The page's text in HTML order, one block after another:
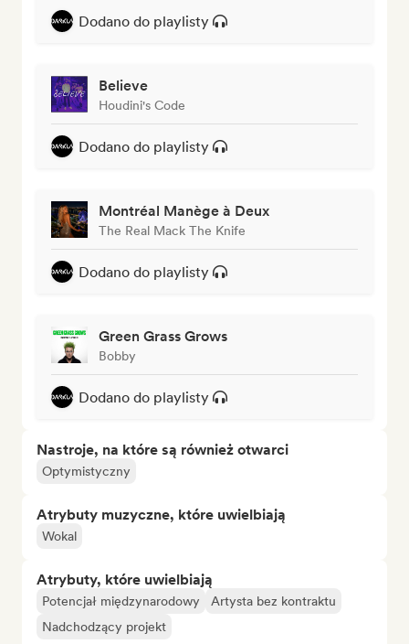
Dodano do playlisty
Believe
Houdini's Code
Dodano do playlisty
Montréal Manège à Deux
The Real Mack The Knife
Dodano do playlisty
Green Grass Grows
Bobby
Dodano do playlisty
Nastroje, na które są również otwarci
Optymistyczny
Atrybuty muzyczne, które uwielbiają
Wokal
Atrybuty, które uwielbiają
Potencjał międzynarodowy
Artysta bez kontraktu
Nadchodzący projekt